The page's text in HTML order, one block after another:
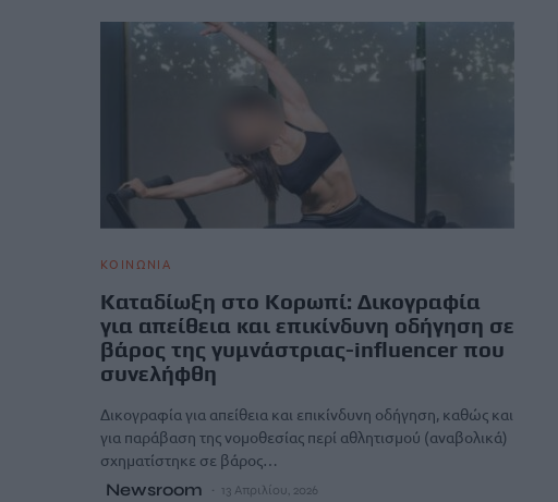
ΚΟΙΝΩΝΙΑ
Καταδίωξη στο Κορωπί: Δικογραφία
για απείθεια και επικίνδυνη οδήγηση σε
βάρος της γυμνάστριας-influencer που
συνελήφθη
Δικογραφία για απείθεια και επικίνδυνη οδήγηση, καθώς και
για παράβαση της νομοθεσίας περί αθλητισμού (αναβολικά)
σχηματίστηκε σε βάρος…
Newsroom 13 Απριλίου, 2026